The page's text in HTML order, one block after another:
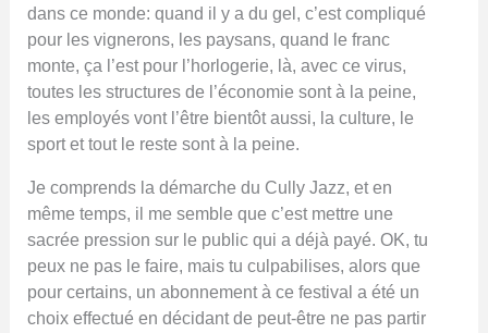
dans ce monde: quand il y a du gel, c’est compliqué
pour les vignerons, les paysans, quand le franc
monte, ça l’est pour l’horlogerie, là, avec ce virus,
toutes les structures de l’économie sont à la peine,
les employés vont l’être bientôt aussi, la culture, le
sport et tout le reste sont à la peine.
Je comprends la démarche du Cully Jazz, et en
même temps, il me semble que c’est mettre une
sacrée pression sur le public qui a déjà payé. OK, tu
peux ne pas le faire, mais tu culpabilises, alors que
pour certains, un abonnement à ce festival a été un
choix effectué en décidant de peut-être ne pas partir